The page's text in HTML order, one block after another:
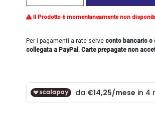
Il Prodotto è momentaneamente non
Per i pagamenti a rate serveconto bancario o
collegata a PayPal. Carte prepagate non